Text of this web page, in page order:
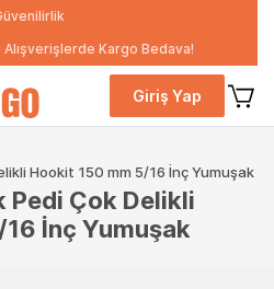
Kargo Bedava!
Giriş Yap
Hookit 150 mm 5/16 İnç Yumuşak
Pedi Çok Delikli
İnç Yumuşak